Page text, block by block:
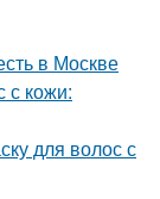
в Москве
с кожи:
для волос с